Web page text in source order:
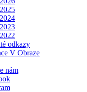
2025
2024
2023
2022
odkazy
V Obraze
nám